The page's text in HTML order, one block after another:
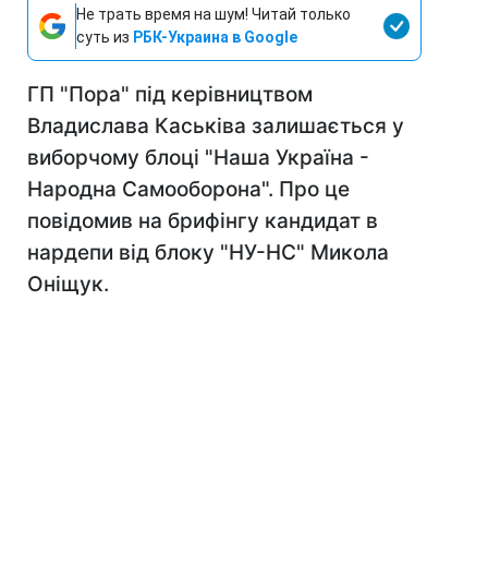
Не трать время на шум! Читай только
суть из РБК-Украина в Google
ГП "Пора" під керівництвом
Владислава Каськіва залишається у
виборчому блоці "Наша Україна -
Народна Самооборона". Про це
повідомив на брифінгу кандидат в
нардепи від блоку "НУ-НС" Микола
Оніщук.